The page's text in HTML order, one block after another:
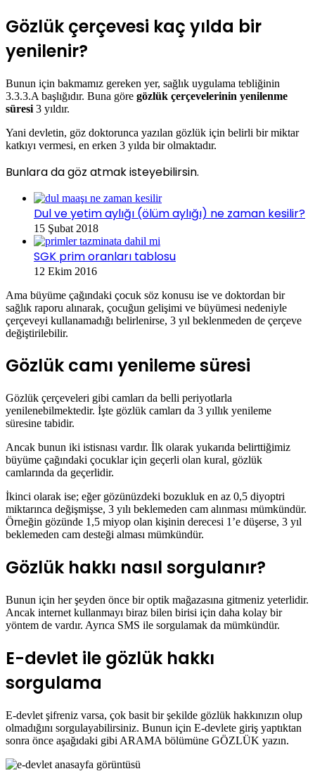
Gözlük çerçevesi kaç yılda bir
yenilenir?
Bunun için bakmamız gereken yer, sağlık uygulama tebliğinin
3.3.3.A başlığıdır. Buna göre gözlük çerçevelerinin yenilenme
süresi 3 yıldır.
Yani devletin, göz doktorunca yazılan gözlük için belirli bir miktar
katkıyı vermesi, en erken 3 yılda bir olmaktadır.
Bunlara da göz atmak isteyebilirsin.
Dul ve yetim aylığı (ölüm aylığı) ne zaman kesilir?
15 Şubat 2018
SGK prim oranları tablosu
12 Ekim 2016
Ama büyüme çağındaki çocuk söz konusu ise ve doktordan bir
sağlık raporu alınarak, çocuğun gelişimi ve büyümesi nedeniyle
çerçeveyi kullanamadığı belirlenirse, 3 yıl beklenmeden de çerçeve
değiştirilebilir.
Gözlük camı yenileme süresi
Gözlük çerçeveleri gibi camları da belli periyotlarla
yenilenebilmektedir. İşte gözlük camları da 3 yıllık yenileme
süresine tabidir.
Ancak bunun iki istisnası vardır. İlk olarak yukarıda belirttiğimiz
büyüme çağındaki çocuklar için geçerli olan kural, gözlük
camlarında da geçerlidir.
İkinci olarak ise; eğer gözünüzdeki bozukluk en az 0,5 diyoptri
miktarınca değişmişse, 3 yılı beklemeden cam alınması mümkündür.
Örneğin gözünde 1,5 miyop olan kişinin derecesi 1’e düşerse, 3 yıl
beklemeden cam desteği alması mümkündür.
Gözlük hakkı nasıl sorgulanır?
Bunun için her şeyden önce bir optik mağazasına gitmeniz yeterlidir.
Ancak internet kullanmayı biraz bilen birisi için daha kolay bir
yöntem de vardır. Ayrıca SMS ile sorgulamak da mümkündür.
E-devlet ile gözlük hakkı
sorgulama
E-devlet şifreniz varsa, çok basit bir şekilde gözlük hakkınızın olup
olmadığını sorgulayabilirsiniz. Bunun için E-devlete giriş yaptıktan
sonra önce aşağıdaki gibi ARAMA bölümüne GÖZLÜK yazın.